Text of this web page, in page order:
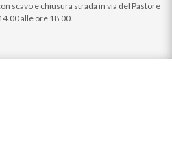
scavo e chiusura strada in via del Pastore
alle ore 18.00.